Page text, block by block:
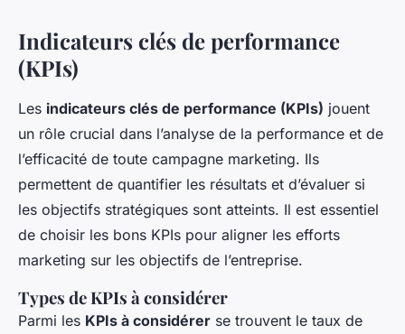
Indicateurs clés de performance
(KPIs)
Les indicateurs clés de performance (KPIs) jouent
un rôle crucial dans l’analyse de la performance et de
l’efficacité de toute campagne marketing. Ils
permettent de quantifier les résultats et d’évaluer si
les objectifs stratégiques sont atteints. Il est essentiel
de choisir les bons KPIs pour aligner les efforts
marketing sur les objectifs de l’entreprise.
Types de KPIs à considérer
Parmi les KPIs à considérer se trouvent le taux de